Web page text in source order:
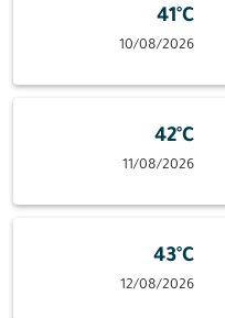
41°C
10/08/2026
42°C
11/08/2026
43°C
12/08/2026